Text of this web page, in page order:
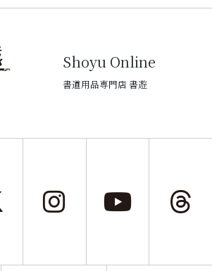
Shoyu Online
書道用品専門店 書遊